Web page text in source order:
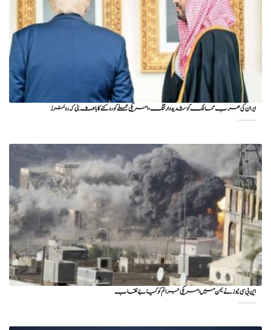
ایران کی عرب ممالک کو شدید وارننگ، امریکی حملے کو روکنے کا باعث بنی کہ روئٹرز
این بی سی نیوز نے یمن میں امریکی جرائم کو کیا بے نقاب